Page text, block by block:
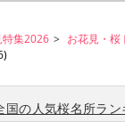
特集2026 お花見・桜
国の人気桜名所ラ